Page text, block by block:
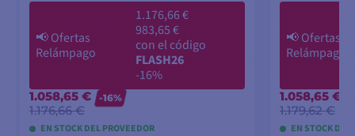
📢Ofertas
Relámpago
1.176,66 €
983,65 €
con el código
FLASH26
-16%
1.058,65 €
1.176,66 €
-16%
EN STOCK DEL PROVEEDOR
📢Ofertas
Relámpago
1.058,65 €
1.179,62 €
EN STOCK DEL